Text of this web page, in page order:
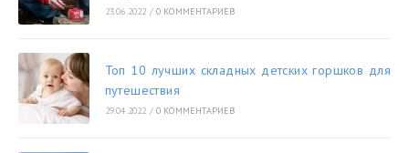
23.06.2022 / 0 КОММЕНТАРИЕВ
Топ 10 лучших складных детских горшков для
путешествия
29.04.2022 / 0 КОММЕНТАРИЕВ